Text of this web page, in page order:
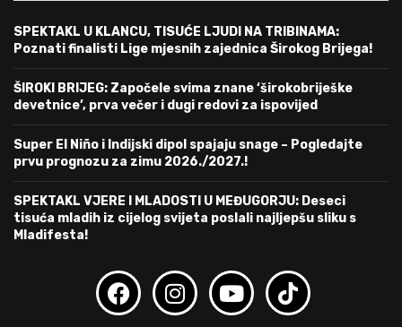
SPEKTAKL U KLANCU, TISUĆE LJUDI NA TRIBINAMA:
Poznati finalisti Lige mjesnih zajednica Širokog Brijega!
ŠIROKI BRIJEG: Započele svima znane ‘širokobriješke
devetnice’, prva večer i dugi redovi za ispovijed
Super El Niño i Indijski dipol spajaju snage – Pogledajte
prvu prognozu za zimu 2026./2027.!
SPEKTAKL VJERE I MLADOSTI U MEĐUGORJU: Deseci
tisuća mladih iz cijelog svijeta poslali najljepšu sliku s
Mladifesta!